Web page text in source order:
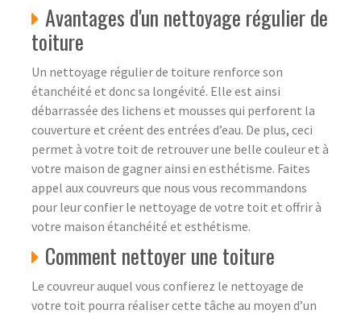
Avantages d'un nettoyage régulier de
toiture
Un nettoyage régulier de toiture renforce son
étanchéité et donc sa longévité. Elle est ainsi
débarrassée des lichens et mousses qui perforent la
couverture et créent des entrées d’eau. De plus, ceci
permet à votre toit de retrouver une belle couleur et à
votre maison de gagner ainsi en esthétisme. Faites
appel aux couvreurs que nous vous recommandons
pour leur confier le nettoyage de votre toit et offrir à
votre maison étanchéité et esthétisme.
Comment nettoyer une toiture
Le couvreur auquel vous confierez le nettoyage de
votre toit pourra réaliser cette tâche au moyen d’un